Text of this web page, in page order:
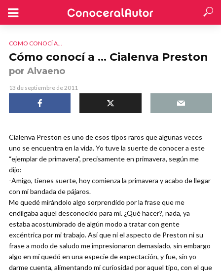
COMO CONOCÍ A...
Cómo conocí a … Cialenva Preston
por Alvaeno
13 de septiembre de 2011
Cialenva Preston es uno de esos tipos raros que algunas veces
uno se encuentra en la vida. Yo tuve la suerte de conocer a este
“ejemplar de primavera”, precisamente en primavera, según me
dijo:
-Amigo, tienes suerte, hoy comienza la primavera y acabo de llegar
con mi bandada de pájaros.
Me quedé mirándolo algo sorprendido por la frase que me
endilgaba aquel desconocido para mí. ¿Qué hacer?, nada, ya
estaba acostumbrado de algún modo a tratar con gente
excéntrica por mi trabajo. Así que ni el aspecto de Preston ni su
frase a modo de saludo me impresionaron demasiado, sin embargo
algo en mí quedó en una especie de expectación, y fue, sin yo
darme cuenta, alimentando mi curiosidad por aquel tipo, con el que